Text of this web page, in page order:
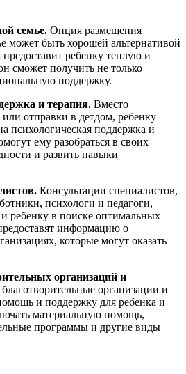
семье. Опция размещения
может быть хорошей альтернативой
ребенку теплую и
сможет получить не только
поддержку.
и терапия. Вместо
отправки в детдом, ребенку
психологическая поддержка и
ему разобраться в своих
и развить навыки
Консультации специалистов,
психологи и педагоги,
ребенку в поиске оптимальных
информацию о
которые могут оказать
организаций и
организации и
и поддержку для ребенка и
материальную помощь,
программы и другие виды